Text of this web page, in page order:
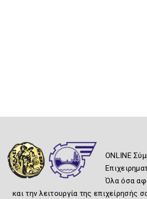
ONLINE
Όλα όσα
και την λειτουργία της επιχείρησής